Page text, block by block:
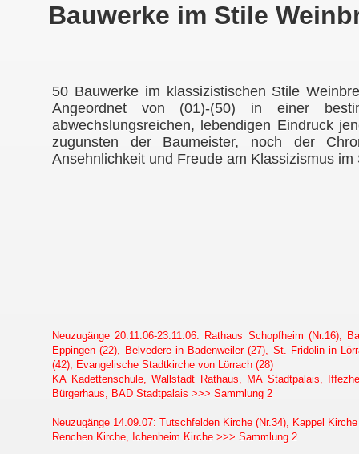
Bauwerke im Stile
50 Bauwerke im klassizistischen Stile
Angeordnet von (01)-(50) in einer
abwechslungsreichen, lebendigen Eindruck
zugunsten der Baumeister, noch der
Ansehnlichkeit und Freude am Klassizismus
Neuzugänge 20.11.06-23.11.06: Rathaus Schopfheim (Nr.16),
Eppingen (22), Belvedere in Badenweiler (27), St. Fridolin in
(42), Evangelische Stadtkirche von Lörrach (28)
KA Kadettenschule, Wallstadt Rathaus, MA Stadtpalais,
Bürgerhaus, BAD Stadtpalais >>> Sammlung 2
Neuzugänge 14.09.07: Tutschfelden Kirche (Nr.34), Kappel
Renchen Kirche, Ichenheim Kirche >>> Sammlung 2